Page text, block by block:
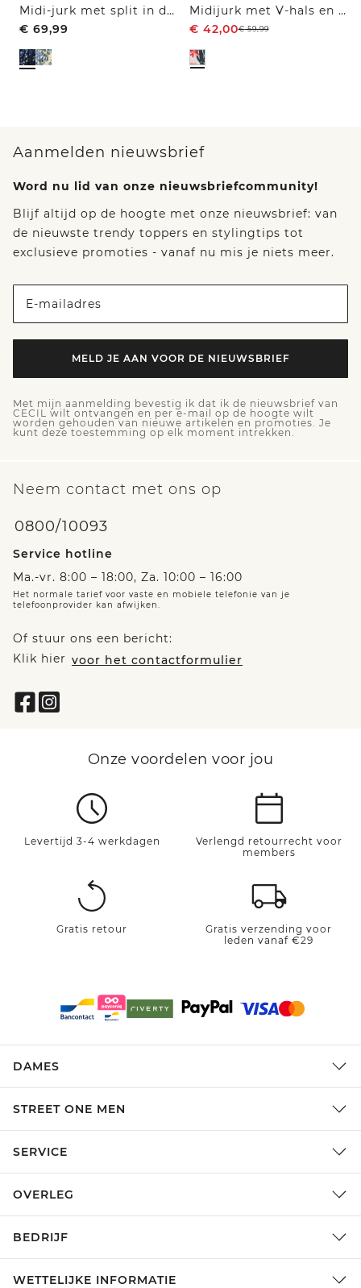
Midi-jurk met split in de hals en print
€ 69,99
Midijurk met V-hals en print
€ 42,00€59,99
Aanmelden nieuwsbrief
Word nu lid van onze nieuwsbriefcommunity!
Blijf altijd op de hoogte met onze nieuwsbrief: van
de nieuwste trendy toppers en stylingtips tot
exclusieve promoties - vanaf nu mis je niets meer.
E-mailadres
MELD JE AAN VOOR DE NIEUWSBRIEF
Met mijn aanmelding bevestig ik dat ik de nieuwsbrief van
CECIL wilt ontvangen en per e-mail op de hoogte wilt
worden gehouden van nieuwe artikelen en promoties. Je
kunt deze toestemming op elk moment intrekken.
Neem contact met ons op
0800/10093
Service hotline
Ma.-vr. 8:00 – 18:00, Za. 10:00 – 16:00
Het normale tarief voor vaste en mobiele telefonie van je
telefoonprovider kan afwijken.
Of stuur ons een bericht:
Klik hier voor het contactformulier
Onze voordelen voor jou
Levertijd 3-4 werkdagen
Verlengd retourrecht voor
members
Gratis retour
Gratis verzending voor
leden vanaf €29
DAMES
STREET ONE MEN
SERVICE
OVERLEG
BEDRIJF
WETTELIJKE INFORMATIE